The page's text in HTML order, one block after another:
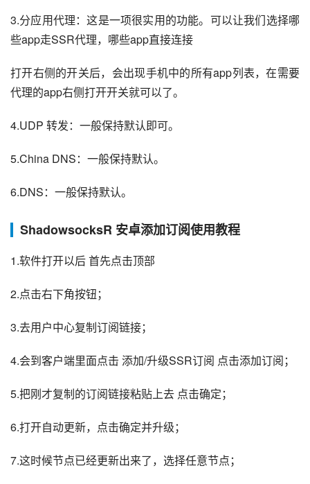
3.分应用代理：这是一项很实用的功能。可以让我们选择哪
些app走SSR代理，哪些app直接连接
打开右侧的开关后，会出现手机中的所有app列表，在需要
代理的app右侧打开开关就可以了。
4.UDP 转发：一般保持默认即可。
5.China DNS：一般保持默认。
6.DNS：一般保持默认。
ShadowsocksR 安卓添加订阅使用教程
1.软件打开以后 首先点击顶部
2.点击右下角按钮；
3.去用户中心复制订阅链接；
4.会到客户端里面点击 添加/升级SSR订阅 点击添加订阅；
5.把刚才复制的订阅链接粘贴上去 点击确定；
6.打开自动更新，点击确定并升级；
7.这时候节点已经更新出来了，选择任意节点；